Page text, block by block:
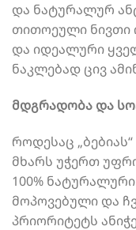
და ნატურალურ
თითოეული ნივთი
და იდეალური
ნაკლებად ცივ
მდგრადობა და
როდესაც
მხარს უჭერთ
100%
მოპოვებული და
პრიორიტეტს